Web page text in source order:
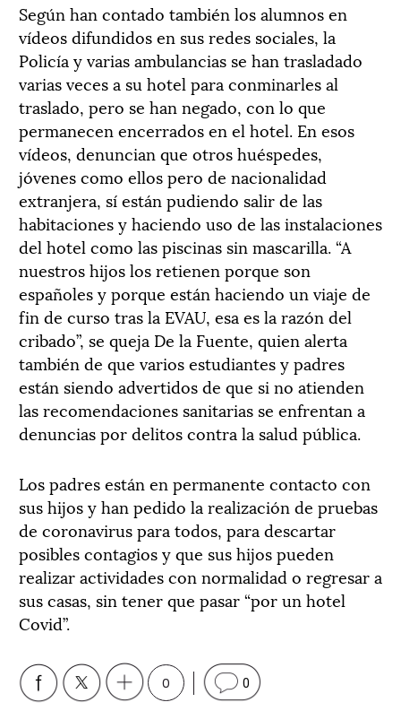
Según han contado también los alumnos en
vídeos difundidos en sus redes sociales, la
Policía y varias ambulancias se han trasladado
varias veces a su hotel para conminarles al
traslado, pero se han negado, con lo que
permanecen encerrados en el hotel. En esos
vídeos, denuncian que otros huéspedes,
jóvenes como ellos pero de nacionalidad
extranjera, sí están pudiendo salir de las
habitaciones y haciendo uso de las instalaciones
del hotel como las piscinas sin mascarilla. “A
nuestros hijos los retienen porque son
españoles y porque están haciendo un viaje de
fin de curso tras la EVAU, esa es la razón del
cribado”, se queja De la Fuente, quien alerta
también de que varios estudiantes y padres
están siendo advertidos de que si no atienden
las recomendaciones sanitarias se enfrentan a
denuncias por delitos contra la salud pública.
Los padres están en permanente contacto con
sus hijos y han pedido la realización de pruebas
de coronavirus para todos, para descartar
posibles contagios y que sus hijos pueden
realizar actividades con normalidad o regresar a
sus casas, sin tener que pasar “por un hotel
Covid”.
0 0